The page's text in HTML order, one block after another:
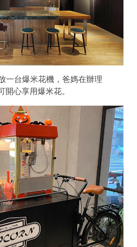
一台爆米花機，爸媽在辦理
開心享用爆米花。